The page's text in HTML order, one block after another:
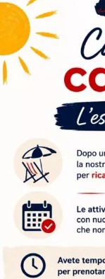
dei
in
dal
di